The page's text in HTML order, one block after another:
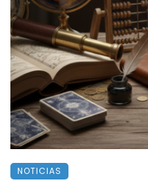
NOTICIAS